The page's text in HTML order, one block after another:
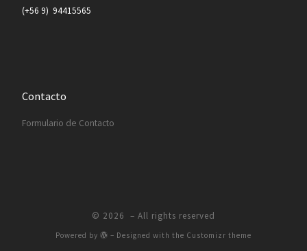
(+56 9) 94415565
Contacto
Formulario de Contacto
© 2026 – All rights reserved
Powered by – Designed with the Customizr theme